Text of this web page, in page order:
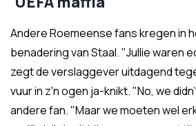
Andere Roemeense fans kregen in
benadering van Staal. "Jullie waren
zegt de verslaggever uitdagend
vuur in z'n ogen ja-knikt. "No, we
andere fan. "Maar we moeten wel